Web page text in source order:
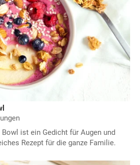
ist ein Gedicht für Augen und
Rezept für die ganze Familie.